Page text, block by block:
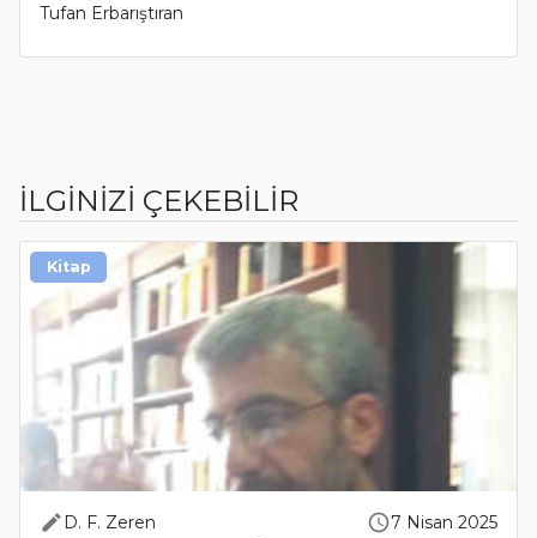
Tufan Erbarıştıran
İLGİNİZİ ÇEKEBİLİR
D. F. Zeren 7 Nisan 2025
Kitap